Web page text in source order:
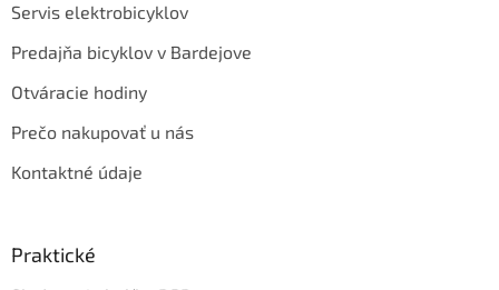
Servis elektrobicyklov
Predajňa bicyklov v Bardejove
Otváracie hodiny
Prečo nakupovať u nás
Kontaktné údaje
Praktické